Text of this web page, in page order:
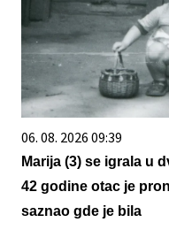
06. 08. 2026 09:39
Marija (3) se igrala u
42 godine otac je
saznao gde je bila